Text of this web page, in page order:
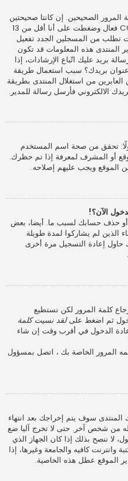
المرور الصحيحين. إن كانتا صحيحتين
فقد حدث أحد أمرين. إذا كان دعم COPPA فعال وضغطت على أنا أقل من 13
تطلب من المسجلين الجدد تفعيل
المنتدى هذه المعلومات قد تكون
بريد عليك اتّباع الإرشادات، إذا
بريدك؟ سبب استعمال طريقة
من استغلال المنتدى بطريقة
الالكتروني فأرسل رسالة للمدير.
تحقق من صحة اسم المستخدم
أو المشرف لمعرفة إذا تم حظرك.
الموقع ويجب عليهم إصلاحه.
الآن؟!
أو حذف حسابك لسبب ما. أيضا، بعض
الذين لم يشاركوا لمدة طويلة
حاول إعادة التسجيل مرة أخرى
كلمة المرور لكن نستطيع
ثم اضغط علىلقد نسيت كلمة
الدخول في أقرب وقت إن شاء
المرور الخاصة بك ، اتصل بمسؤول
المنتدى سوف يتم إخراجك بعد انتهاء
من شخص آخر. حتى لا تخرج آليا ضع
لا ننصح بذلك إذا كان الجهاز الذي
كافيه والجامعة وغيرها، إذا
الموقع عطل هذه الخاصية.